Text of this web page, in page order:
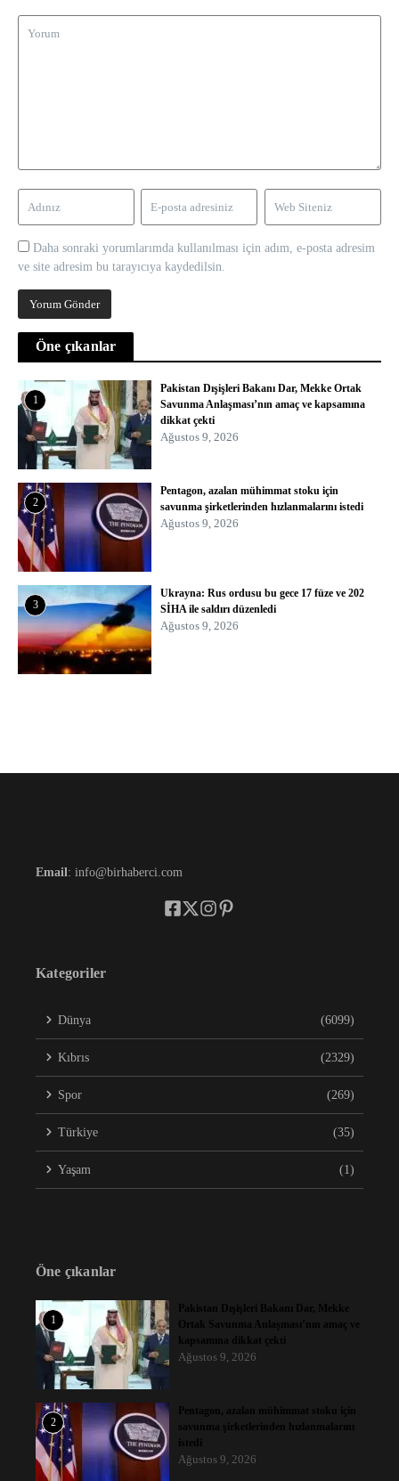
Daha sonraki yorumlarımda kullanılması için adım, e-posta adresim
ve site adresim bu tarayıcıya kaydedilsin.
Öne çıkanlar
1
Pakistan Dışişleri Bakanı Dar, Mekke Ortak
Savunma Anlaşması’nın amaç ve kapsamına
dikkat çekti
Ağustos 9, 2026
2
Pentagon, azalan mühimmat stoku için
savunma şirketlerinden hızlanmalarını istedi
Ağustos 9, 2026
3
Ukrayna: Rus ordusu bu gece 17 füze ve 202
SİHA ile saldırı düzenledi
Ağustos 9, 2026
Email : info@birhaberci.com
Kategoriler
Dünya (6099)
Kıbrıs (2329)
Spor (269)
Türkiye (35)
Yaşam (1)
Öne çıkanlar
1
Pakistan Dışişleri Bakanı Dar, Mekke
Ortak Savunma Anlaşması’nın amaç ve
kapsamına dikkat çekti
Ağustos 9, 2026
2
Pentagon, azalan mühimmat stoku için
savunma şirketlerinden hızlanmalarını
istedi
Ağustos 9, 2026